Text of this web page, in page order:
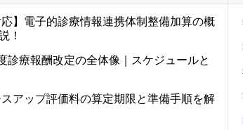
応】電子的診療情報連携体制整備加算の概
！
診療報酬改定の全体像｜スケジュールと
スアップ評価料の算定期限と準備手順を解